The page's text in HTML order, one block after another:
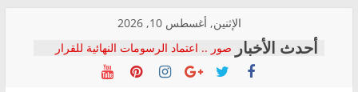
content
الإثنين, أغسطس 10, 2026
صور .. اعتماد الرسومات النهائية للقرار
الوزاري لمدينة الصحفيين.. وانتهاء أعمال
إنشاء المبنى الإداري